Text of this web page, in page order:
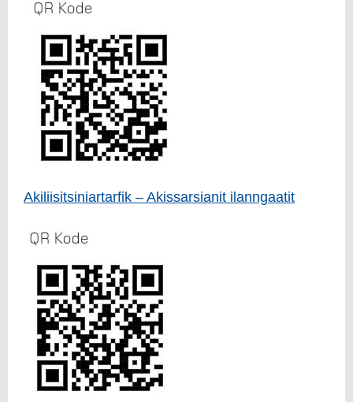
Akiliisitsiniartarfik – Akissarsianit ilanngaatit